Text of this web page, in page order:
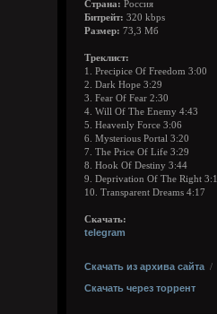
Страна: Россия
Битрейт: 320 kbps
Размер: 73,3 Мб
Треклист:
1. Precipice Of Freedom 3:00
2. Dark Hope 3:29
3. Fear Of Fear 2:30
4. Will Of The Enemy 4:43
5. Heavenly Force 3:06
6. Mysterious Portal 3:20
7. The Price Of Life 3:29
8. Hook Of Destiny 3:44
9. Deprivation Of The Right
10. Transparent Dreams 4:17
Скачать:
telegram
Скачать из архива сайта /
Скачать через торрент